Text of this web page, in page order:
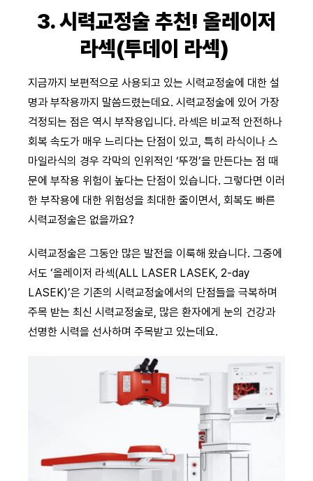
3. 시력교정술 추천! 올레이저
라섹(투데이 라섹)
지금까지 보편적으로 사용되고 있는 시력교정술에 대한 설
명과 부작용까지 말씀드렸는데요. 시력교정술에 있어 가장
걱정되는 점은 역시 부작용입니다. 라섹은 비교적 안전하나
회복 속도가 매우 느리다는 단점이 있고, 특히 라식이나 스
마일라식의 경우 각막의 인위적인 ‘뚜껑’을 만든다는 점 때
문에 부작용 위험이 높다는 단점이 있습니다. 그렇다면 이러
한 부작용에 대한 위험성을 최대한 줄이면서, 회복도 빠른
시력교정술은 없을까요?
시력교정술은 그동안 많은 발전을 이룩해 왔습니다. 그중에
서도 ‘올레이저 라섹(ALL LASER LASEK, 2-day
LASEK)’은 기존의 시력교정술에서의 단점들을 극복하며
주목 받는 최신 시력교정술로, 많은 환자에게 눈의 건강과
선명한 시력을 선사하며 주목받고 있는데요.